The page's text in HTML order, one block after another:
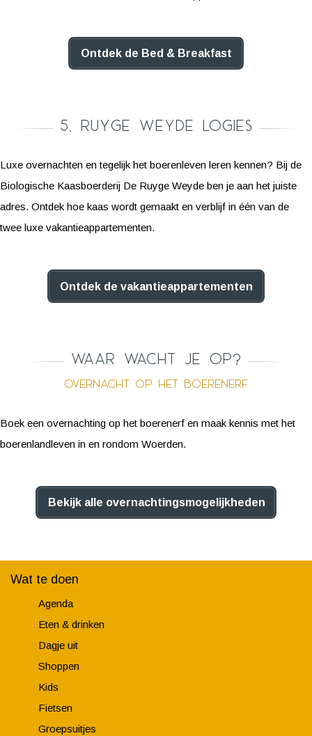
Ontdek de Bed & Breakfast
5. Ruyge Weyde Logies
Luxe overnachten en tegelijk het boerenleven leren kennen? Bij de
Biologische Kaasboerderij De Ruyge Weyde ben je aan het juiste
adres. Ontdek hoe kaas wordt gemaakt en verblijf in één van de
twee luxe vakantieappartementen.
Ontdek de vakantieappartementen
Waar wacht je op?
Overnacht op het boerenerf
Boek een overnachting op het boerenerf en maak kennis met het
boerenlandleven in en rondom Woerden.
Bekijk alle overnachtingsmogelijkheden
Wat te doen
Agenda
Eten & drinken
Dagje uit
Shoppen
Kids
Fietsen
Groepsuitjes